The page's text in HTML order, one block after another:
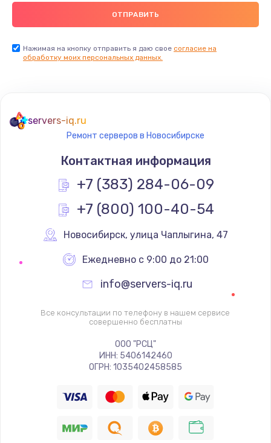
Заказать
2045 руб.
1090 руб.
Заказать
Замена видеочипа
2745 руб.
Заказать
Ремонт подсветки
1200 руб.
Заказать
Настройка ОС
Заказать
Нажимая на кнопку отправить я даю свое согласие на
обработку моих персональных данных.
servers-iq.ru
Ремонт серверов в Новосибирске
Контактная информация
+7 (383) 284-06-09
+7 (800) 100-40-54
Новосибирск, улица Чаплыгина, 47
Ежедневно с 9:00 до 21:00
info@servers-iq.ru
Все консультации по телефону в нашем сервисе
совершенно бесплатны
ООО "РСЦ"
ИНН: 5406142460
ОГРН: 1035402458585